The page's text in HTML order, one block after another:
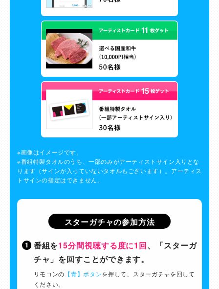
※画像はイメージです。
※番組特製タオルのうち、一部のみがアーティストサイン入りとな
ります（サインが入っていないタオルもございます）。アーティス
トサインの指定はできません。
スターガチャの参加方法
番組を15分間視聴する度に1回、「スターガ
チャ」を回すことができます。
リモコンの 【青】ボタンを押して、スターガチャを回して
ください。